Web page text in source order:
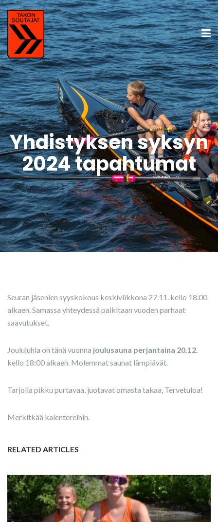
Yhdistyksen syksyn
2024 tapahtumat
Seuran jäsenien syyskokous keskiviikkona 27.11. kello 18.00
alkaen. Samassa yhteydessä palkitaan vuoden parhaat
saavutukset.
Joulujuhla on tänä vuonna joulusauna perjantaina 20.12.
kello 18:00 alkaen. Molemmat saunat lämpiävät.
Tarjolla pikku purtavaa, juotavat omasta takaa, Tervetuloa!
Merkitkää kalentereihin.
RELATED ARTICLES